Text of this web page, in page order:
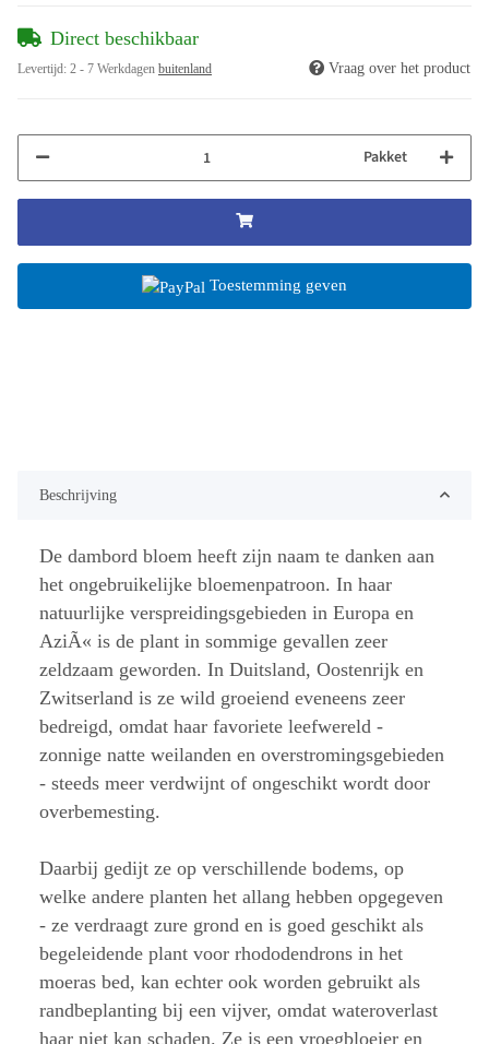
Direct beschikbaar
Levertijd: 2 - 7 Werkdagen buitenland Vraag over het product
Pakket
Toestemming geven
Beschrijving
De dambord bloem heeft zijn naam te danken aan
het ongebruikelijke bloemenpatroon. In haar
natuurlijke verspreidingsgebieden in Europa en
AziÃ« is de plant in sommige gevallen zeer
zeldzaam geworden. In Duitsland, Oostenrijk en
Zwitserland is ze wild groeiend eveneens zeer
bedreigd, omdat haar favoriete leefwereld -
zonnige natte weilanden en overstromingsgebieden
- steeds meer verdwijnt of ongeschikt wordt door
overbemesting.
Daarbij gedijt ze op verschillende bodems, op
welke andere planten het allang hebben opgegeven
- ze verdraagt zure grond en is goed geschikt als
begeleidende plant voor rhododendrons in het
moeras bed, kan echter ook worden gebruikt als
randbeplanting bij een vijver, omdat wateroverlast
haar niet kan schaden. Ze is een vroegbloeier en